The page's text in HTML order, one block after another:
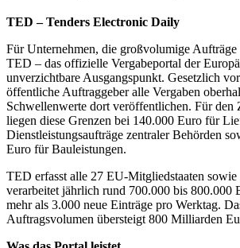
TED – Tenders Electronic Daily
Für Unternehmen, die großvolumige
TED – das offizielle Vergabeportal der
unverzichtbare Ausgangspunkt. Gesetzlich
öffentliche Auftraggeber alle Vergaben
Schwellenwerte dort veröffentlichen. Für den
liegen diese Grenzen bei 140.000 Euro für
Dienstleistungsaufträge zentraler Behörden
Euro für Bauleistungen.
TED erfasst alle 27 EU-Mitgliedstaaten
verarbeitet jährlich rund 700.000 bis 800.000
mehr als 3.000 neue Einträge pro Werktag.
Auftragsvolumen übersteigt 800 Milliarden